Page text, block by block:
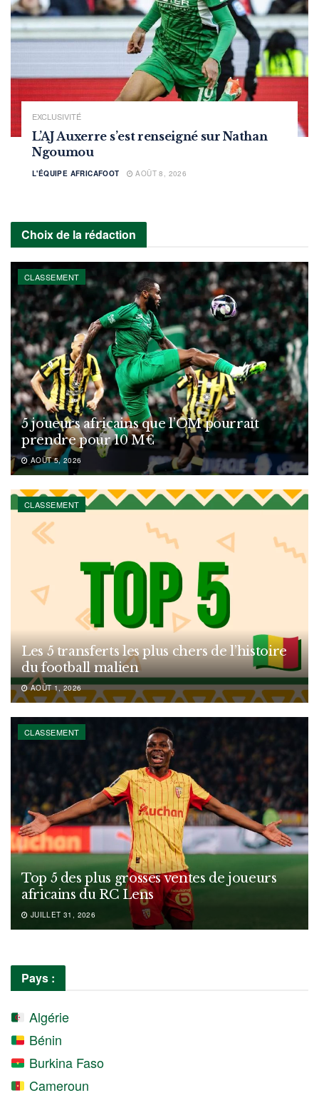
EXCLUSIVITÉ
L’AJ Auxerre s’est renseigné sur Nathan
Ngoumou
L'ÉQUIPE AFRICAFOOT AOÛT 8, 2026
Choix de la rédaction
CLASSEMENT
5 joueurs africains que l’OM pourrait
prendre pour 10 M€
AOÛT 5, 2026
CLASSEMENT
Les 5 transferts les plus chers de l’histoire
du football malien
AOÛT 1, 2026
CLASSEMENT
Top 5 des plus grosses ventes de joueurs
africains du RC Lens
JUILLET 31, 2026
Pays :
Algérie
Bénin
Burkina Faso
Cameroun